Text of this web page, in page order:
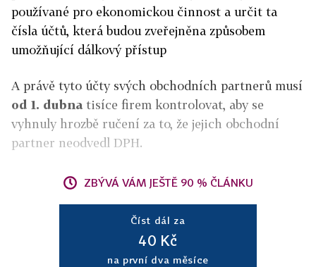
používané pro ekonomickou činnost a určit ta
čísla účtů, která budou zveřejněna způsobem
umožňující dálkový přístup
A právě tyto účty svých obchodních partnerů musí
od 1. dubna tisíce firem kontrolovat, aby se
vyhnuly hrozbě ručení za to, že jejich obchodní
partner neodvedl DPH.
ZBÝVÁ VÁM JEŠTĚ 90 % ČLÁNKU
Číst dál za
40 Kč
na první dva měsíce